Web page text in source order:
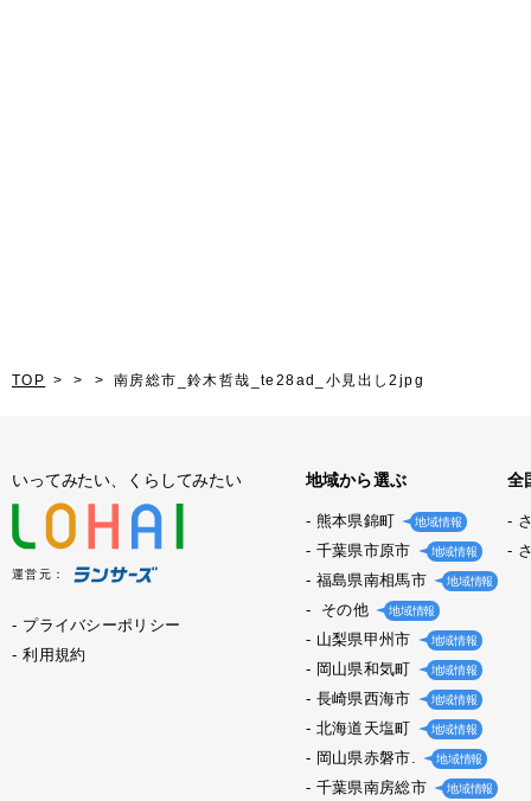
TOP 南房総市_鈴木哲哉_te28ad_小見出し2jpg
いってみたい、くらしてみたい
運営元：
プライバシーポリシー
利用規約
地域から選ぶ
熊本県錦町 地域情報
千葉県市原市 地域情報
福島県南相馬市 地域情報
その他 地域情報
山梨県甲州市 地域情報
岡山県和気町 地域情報
長崎県西海市 地域情報
北海道天塩町 地域情報
岡山県赤磐市. 地域情報
千葉県南房総市 地域情報
全